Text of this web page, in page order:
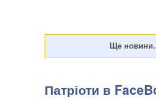
Патріоти в